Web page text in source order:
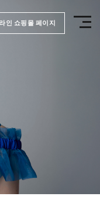
인 쇼핑몰 페이지